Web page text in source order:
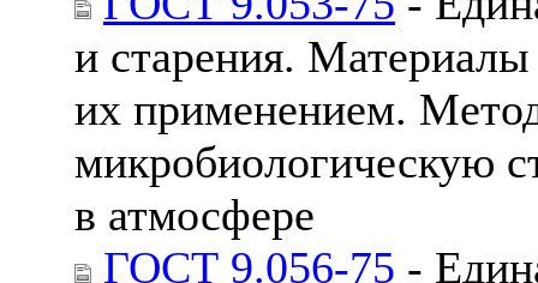
и старения. Материалы
их применением.
микробиологическую
в атмосфере
ГОСТ 9.056-75 -